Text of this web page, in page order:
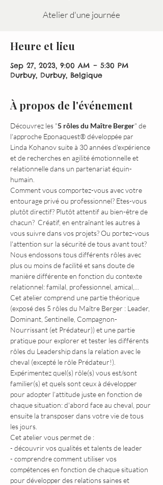
Heure et lieu
Sep 27, 2023, 9:00 AM – 5:30 PM
Durbuy, Durbuy, Belgique
À propos de l'événement
Découvrez les "5 rôles du Maître Berger" de
l'approche Eponaquest® développée par
Linda Kohanov suite à 30 années d'expérience
et de recherches en agilité émotionnelle et
relationnelle dans un partenariat équin-
humain.
Comment vous comportez-vous avec votre
entourage privé ou professionnel? Etes-vous
plutôt directif? Plutôt attentif au bien-être de
chacun?  Créatif, en entraînant les autres à
vous suivre dans vos projets? Ou portez-vous
l'attention sur la sécurité de tous avant tout?
Nous endossons tous différents rôles avec
plus ou moins de facilité et sans doute de
manière différente en fonction du contexte
relationnel: familal, professionnel, amical,...
Cet atelier comprend une partie théorique
(exposé des 5 rôles du Maître Berger : Leader,
Dominant, Sentinelle, Compagnon-
Nourrissant (et Prédateur)) et une partie
pratique pour explorer et tester les différents
rôles du Leadership dans la relation avec le
cheval (excepté le rôle Prédateur!).
Expérimentez quel(s) rôle(s) vous est/sont
familier(s) et quels sont ceux à développer
pour adopter l’attitude juste en fonction de
chaque situation: d'abord face au cheval, pour
ensuite la transposer dans votre vie de tous
les jours.
Cet atelier vous permet de :
- découvrir vos qualités et talents de leader
- comprendre comment utiliser vos
compétences en fonction de chaque situation
pour développer des relations saines et